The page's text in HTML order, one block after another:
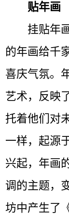
贴年画
挂贴年
的年画给千
喜庆气氛。
艺术，反映
托着他们对
一样，起源
兴起，年画
调的主题，
坊中产生了